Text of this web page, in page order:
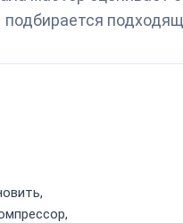
подбирается